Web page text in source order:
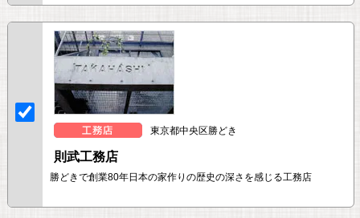
東京都中央区勝どき
則武工務店
勝どきで創業80年日本の家作りの歴史の深さを感じる工務店